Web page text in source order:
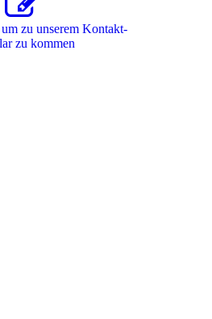
zu unserem Kon­takt­
zu kommen